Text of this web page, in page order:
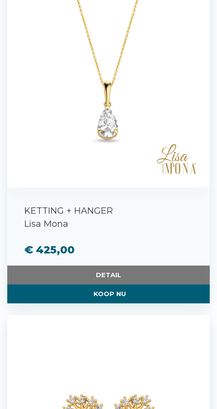
KETTING + HANGER
Lisa Mona
€ 425,00
DETAIL
KOOP NU